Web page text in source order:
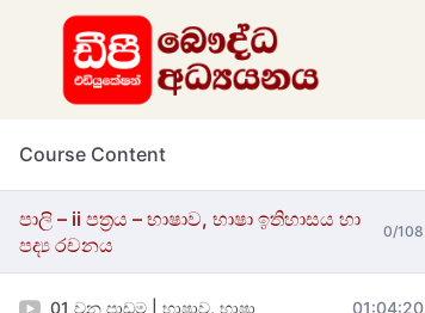
Course Content
පාලි – ii පත්‍රය – භාෂාව, භාෂා ඉතිහාසය හා
පද්‍ය රචනය
0/108
01 වන පාඩම | භාෂාව, භාෂා
01:04:20